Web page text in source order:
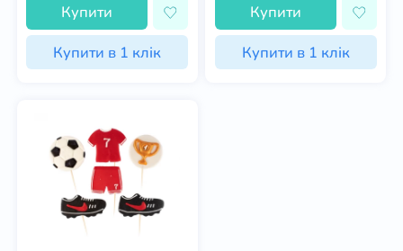
Купити
Купити в 1 клік
Купити
Купити в 1 клік